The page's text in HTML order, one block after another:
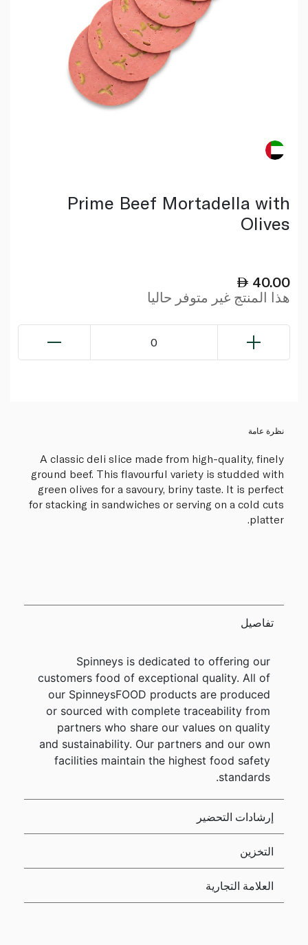
Prime Beef Mortadella with
Olives
40.00
هذا المنتج غير متوفر حاليا
0
نظرة عامة
A classic deli slice made from high-quality, finely
ground beef. This flavourful variety is studded with
green olives for a savoury, briny taste. It is perfect
for stacking in sandwiches or serving on a cold cuts
platter.
تفاصيل
Spinneys is dedicated to offering our
customers food of exceptional quality. All of
our SpinneysFOOD products are produced
or sourced with complete traceability from
partners who share our values on quality
and sustainability. Our partners and our own
facilities maintain the highest food safety
standards.
إرشادات التحضير
التخزين
العلامة التجارية